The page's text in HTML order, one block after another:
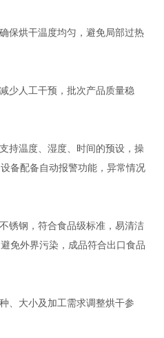
烘干温度均匀，避免局部过热
人工干预，批次产品质量稳
温度、湿度、时间的预设，操
备配备自动报警功能，异常情况
钢，符合食品级标准，易清洁
免外界污染，成品符合出口食品
大小及加工需求调整烘干参